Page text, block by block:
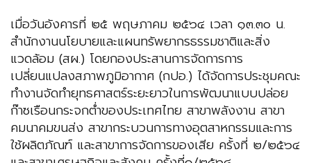
เมื่อวันอังคารที่ ๒๕ พฤษภาคม ๒๕๖๔ เวลา ๑๓.๓๐ น.
สำนักงานนโยบายและแผนทรัพยากรธรรมชาติและสิ่ง
แวดล้อม (สผ.) โดยกองประสานการจัดการการ
เปลี่ยนแปลงสภาพภูมิอากาศ (กปอ.) ได้จัดการประชุมคณะ
ทํางานจัดทํายุทธศาสตร์ระยะยาวในการพัฒนาแบบปล่อย
ก๊าซเรือนกระจกต่ำของประเทศไทย สาขาพลังงาน สาขา
คมนาคมขนส่ง สาขากระบวนการทางอุตสาหกรรมและการ
ใช้ผลิตภัณฑ์ และสาขาการจัดการของเสีย ครั้งที่ ๒/๒๕๖๔